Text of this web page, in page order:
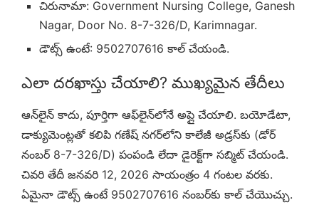
చిరునామా: Government Nursing College, Ganesh
Nagar, Door No. 8-7-326/D, Karimnagar.
డౌట్స్ ఉంటే: 9502707616 కాల్ చేయండి.
ఎలా దరఖాస్తు చేయాలి? ముఖ్యమైన తేదీలు
ఆన్‌లైన్ కాదు, పూర్తిగా ఆఫ్‌లైన్‌లోనే అప్లై చేయాలి. బయోడేటా,
డాక్యుమెంట్లతో కలిపి గణేష్ నగర్‌లోని కాలేజీ అడ్రస్‌కు (డోర్
నంబర్ 8-7-326/D) పంపండి లేదా డైరెక్ట్‌గా సబ్మిట్ చేయండి.
చివరి తేదీ జనవరి 12, 2026 సాయంత్రం 4 గంటల వరకు.
ఏమైనా డౌట్స్ ఉంటే 9502707616 నంబర్‌కు కాల్ చేయొచ్చు.